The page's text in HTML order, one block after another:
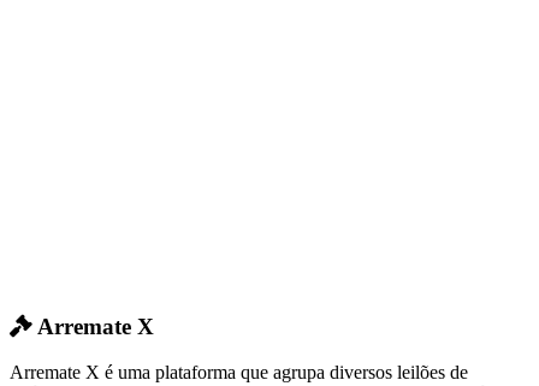
Arremate X
Arremate X é uma plataforma que agrupa diversos leilões de